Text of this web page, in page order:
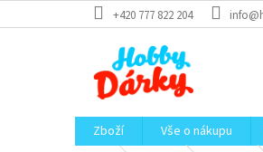
na
+420 777 822 204
Zboží Vše o nákupu